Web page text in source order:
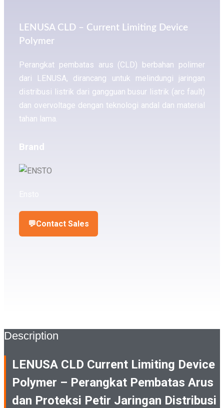
LENUSA CLD – Current Limiting Device
Polymer
Perangkat pembatas arus (CLD) berbahan polimer
dari LENUSA, dirancang untuk melindungi jaringan
distribusi listrik dari gangguan busur listrik (arc fault)
dan overvoltage dengan teknologi andal dan material
tahan lama.
Brand
💬Contact Sales
Description
LENUSA CLD Current Limiting Device
Polymer – Perangkat Pembatas Arus
dan Proteksi Petir Jaringan Distribusi